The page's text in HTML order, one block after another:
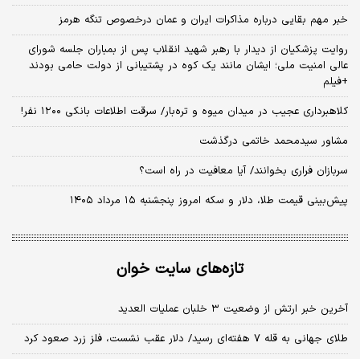
خبر مهم بقایی درباره مذاکرات ایران و عمان درخصوص تنگه هرمز
روایت پزشکیان از دیدار با رهبر شهید انقلاب پس از بمباران جلسه شورای
عالی امنیت ملی؛ ایشان مانند یک کوه در پشتیبانی از دولت حامی بودند
+فیلم
کلاهبرداری عجیب در میدان میوه و تره‌بار/ سرقت اطلاعات بانکی ۱۲۰۰ نفر!
مشاور سیدمحمد خاتمی درگذشت
سربازان فراری بخوانند/ آیا معافیت در راه است؟
پیش‌بینی قیمت طلا، دلار و سکه امروز پنجشنبه ۱۵ مرداد ۱۴۰۵
تازه‌های سایت خوان
آخرین خبر ارتش از وضعیت ۳ خلبان عملیات العدید
طلای جهانی به قله ۷ هفته‌ای رسید/ دلار عقب نشست، فلز زرد صعود کرد